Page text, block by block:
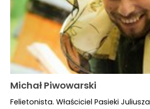
Michał Piwowarski
Felietonista. Właściciel Pasieki Juliusza